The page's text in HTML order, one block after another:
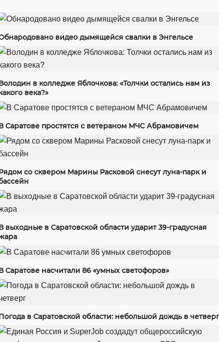
видео дымящейся свалки в Энгельсе
в колледже Яблочкова: «Толчки остались нам из
века?»
Саратове простятся с ветераном МЧС Абрамовичем
со сквером Марины Расковой снесут луна-парк и
выходные в Саратовской области ударит 39-градусная
Саратове насчитали 86 «умных светофоров»
в Саратовской области: небольшой дождь в четверг